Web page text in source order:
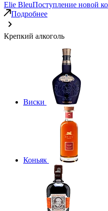
Elie BleuПоступление новой
Подробнее
Крепкий алкоголь
Виски
Коньяк